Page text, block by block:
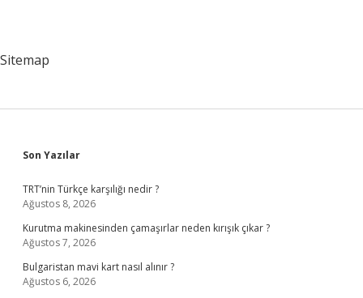
Sitemap
Sidebar
Son Yazılar
TRT’nin Türkçe karşılığı nedir ?
Ağustos 8, 2026
Kurutma makinesinden çamaşırlar neden kırışık çıkar ?
Ağustos 7, 2026
Bulgaristan mavi kart nasıl alınır ?
Ağustos 6, 2026